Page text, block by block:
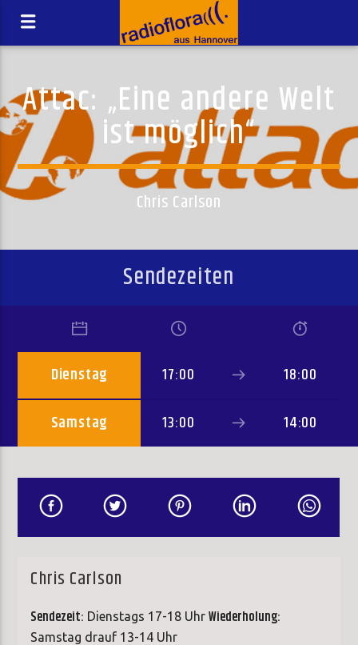
Attac: „Eine andere Welt
ist möglich“
Chris Carlson
Sendezeiten
Dienstag 17:00 18:00
Samstag 13:00 14:00
Chris Carlson
Sendezeit: Dienstags 17-18 UhrWiederholung:
Samstag drauf 13-14 Uhr